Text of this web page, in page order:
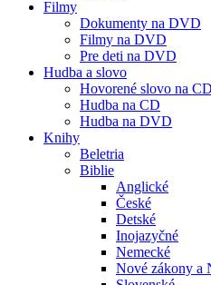
Filmy
Dokumenty na DVD
Filmy na DVD
Pre deti na DVD
Hudba a slovo
Hovorené slovo na CD
Hudba na CD
Hudba na DVD
Knihy
Beletria
Biblie
Anglické
České
Detské
Inojazyčné
Nemecké
Nové zákony a